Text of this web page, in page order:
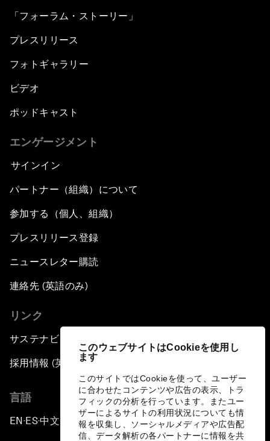
このウェブサイトはCookieを使用し
ます
このサイトではCookieを使って、ユーザー
に合わせたコンテンツや広告の表示、トラ
フィックの分析を行っています。またユー
ザーによるサイトの利用状況についても情
報を収集し、ソーシャルメディアや広告配
信、データ解析の各パートナーに情報を共
「フォーラム・ストーリー」
プレスリリース
フォトギャラリー
ビデオ
ポッドキャスト
エンゲージメント
サインイン
パートナー（組織）について
参加する（個人、組織）
プレスリリース登録
ニュースレター購読
連絡先 (英語のみ)
リンク
サステナビリティへの取り組み
採用情報 (英語のみ)
言語
EN ▪ ES▪中文▪ 日本語